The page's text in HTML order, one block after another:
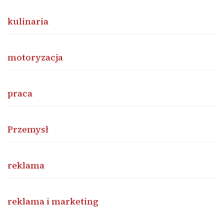
kulinaria
motoryzacja
praca
Przemysł
reklama
reklama i marketing